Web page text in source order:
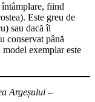
întâmplare, fiind
Este greu de
sau dacă îl
conservat până
exemplar este
Argeșului –